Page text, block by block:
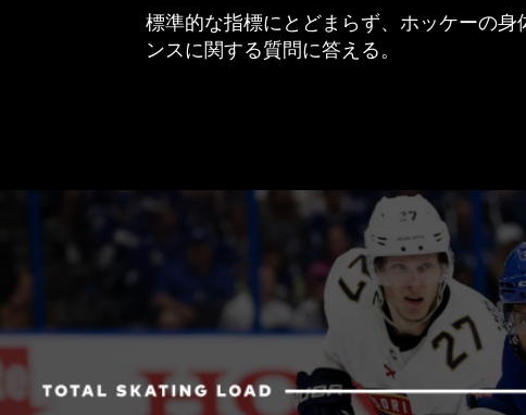
標準的な指標にとどまらず、ホッケーの
ンスに関する質問に答える。